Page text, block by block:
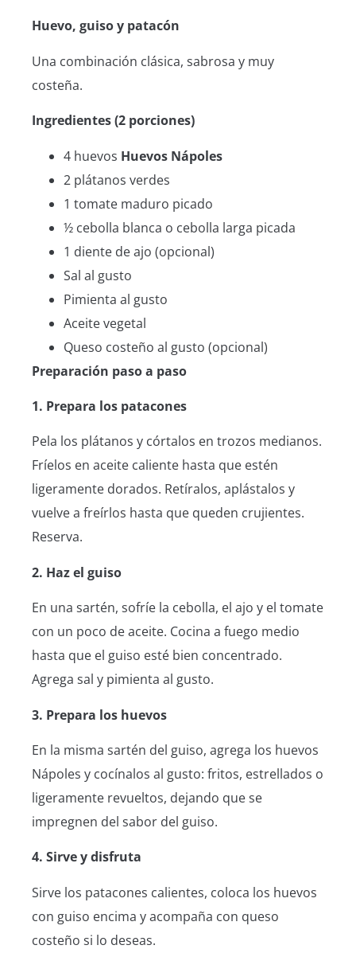
Huevo, guiso y patacón
Una combinación clásica, sabrosa y muy
costeña.
Ingredientes (2 porciones)
4 huevos Huevos Nápoles
2 plátanos verdes
1 tomate maduro picado
½ cebolla blanca o cebolla larga picada
1 diente de ajo (opcional)
Sal al gusto
Pimienta al gusto
Aceite vegetal
Queso costeño al gusto (opcional)
Preparación paso a paso
1. Prepara los patacones
Pela los plátanos y córtalos en trozos medianos.
Fríelos en aceite caliente hasta que estén
ligeramente dorados. Retíralos, aplástalos y
vuelve a freírlos hasta que queden crujientes.
Reserva.
2. Haz el guiso
En una sartén, sofríe la cebolla, el ajo y el tomate
con un poco de aceite. Cocina a fuego medio
hasta que el guiso esté bien concentrado.
Agrega sal y pimienta al gusto.
3. Prepara los huevos
En la misma sartén del guiso, agrega los huevos
Nápoles y cocínalos al gusto: fritos, estrellados o
ligeramente revueltos, dejando que se
impregnen del sabor del guiso.
4. Sirve y disfruta
Sirve los patacones calientes, coloca los huevos
con guiso encima y acompaña con queso
costeño si lo deseas.